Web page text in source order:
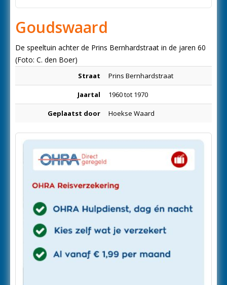
Goudswaard
De speeltuin achter de Prins Bernhardstraat in de jaren 60
(Foto: C. den Boer)
Straat Prins Bernhardstraat
Jaartal 1960 tot 1970
Geplaatst door Hoekse Waard